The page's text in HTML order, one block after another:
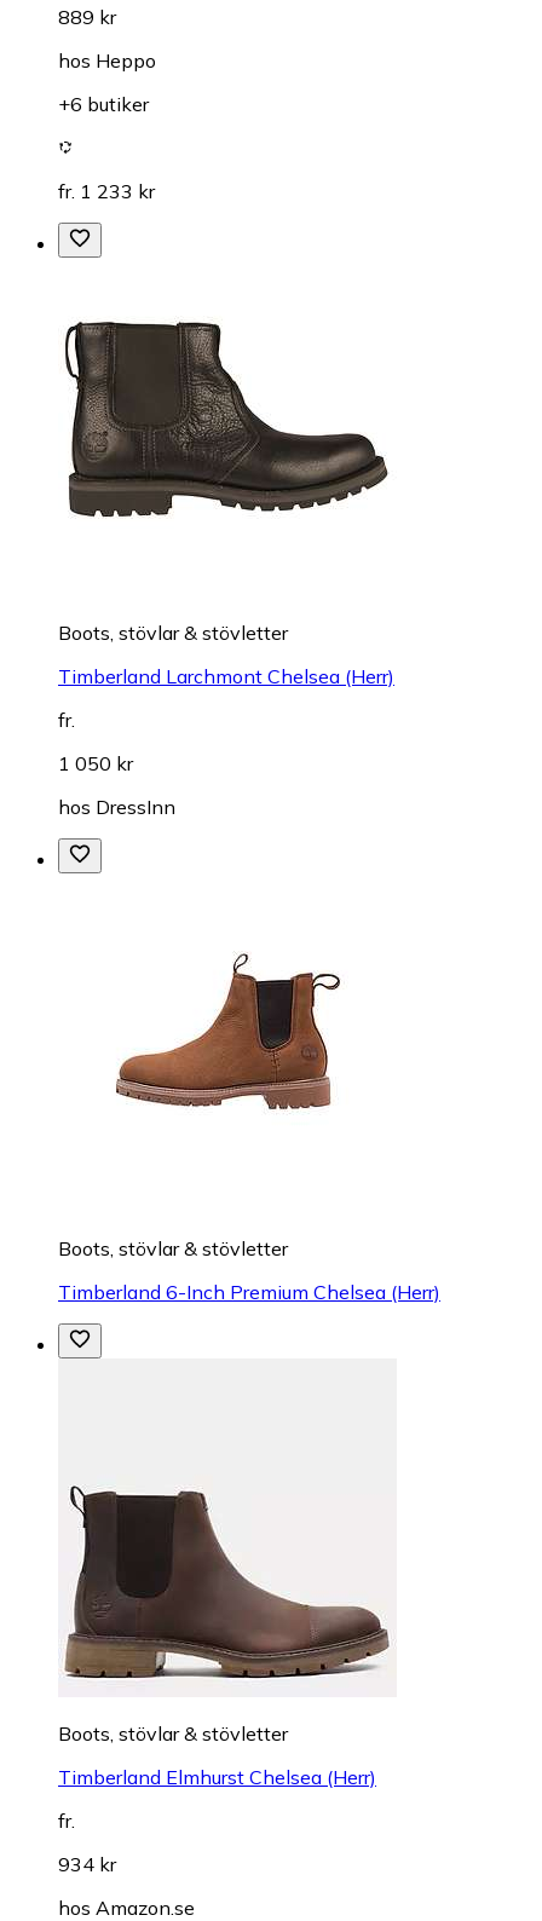
889 kr
hos Heppo
+6 butiker
fr. 1 233 kr
Boots, stövlar & stövletter
Timberland Larchmont Chelsea (Herr)
fr.
1 050 kr
hos DressInn
Boots, stövlar & stövletter
Timberland 6-Inch Premium Chelsea (Herr)
Boots, stövlar & stövletter
Timberland Elmhurst Chelsea (Herr)
fr.
934 kr
hos Amazon.se